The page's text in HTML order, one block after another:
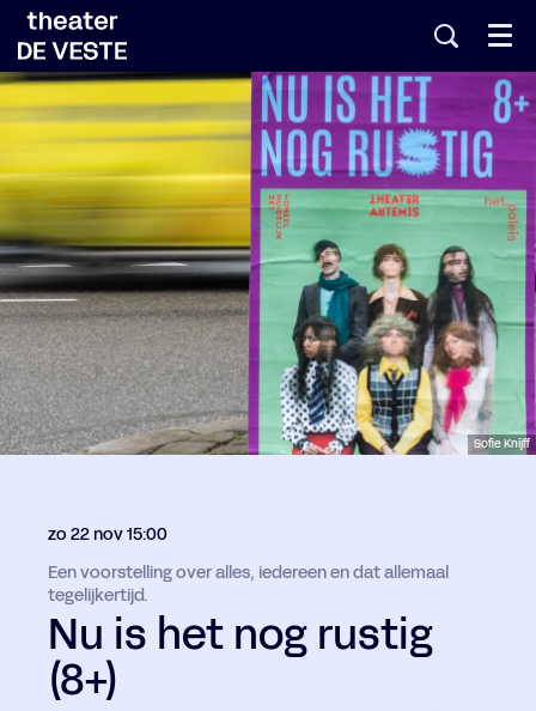
Menu
Sofie Knijff
Nu is het nog rustig
(8+)
Een voorstelling over alles, iedereen en dat allemaal
tegelijkertijd.
zo 22 nov15:00